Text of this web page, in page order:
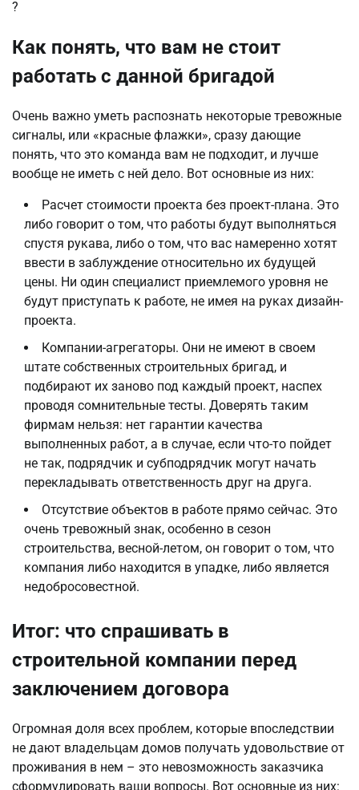
?
Как понять, что вам не стоит
работать с данной бригадой
Очень важно уметь распознать некоторые тревожные
сигналы, или «красные флажки», сразу дающие
понять, что это команда вам не подходит, и лучше
вообще не иметь с ней дело. Вот основные из них:
Расчет стоимости проекта без проект-плана. Это
либо говорит о том, что работы будут выполняться
спустя рукава, либо о том, что вас намеренно хотят
ввести в заблуждение относительно их будущей
цены. Ни один специалист приемлемого уровня не
будут приступать к работе, не имея на руках дизайн-
проекта.
Компании-агрегаторы. Они не имеют в своем
штате собственных строительных бригад, и
подбирают их заново под каждый проект, наспех
проводя сомнительные тесты. Доверять таким
фирмам нельзя: нет гарантии качества
выполненных работ, а в случае, если что-то пойдет
не так, подрядчик и субподрядчик могут начать
перекладывать ответственность друг на друга.
Отсутствие объектов в работе прямо сейчас. Это
очень тревожный знак, особенно в сезон
строительства, весной-летом, он говорит о том, что
компания либо находится в упадке, либо является
недобросовестной.
Итог: что спрашивать в
строительной компании перед
заключением договора
Огромная доля всех проблем, которые впоследствии
не дают владельцам домов получать удовольствие от
проживания в нем – это невозможность заказчика
сформулировать ваши вопросы. Вот основные из них: